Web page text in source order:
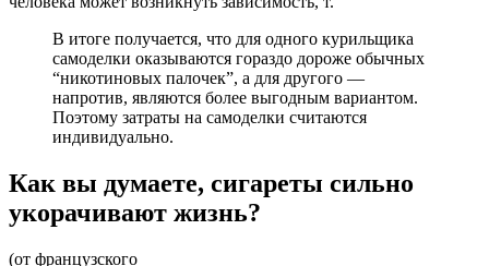
В итоге получается, что для одного курильщика
самоделки оказываются гораздо дороже обычных
“никотиновых палочек”, а для другого —
напротив, являются более выгодным вариантом.
Поэтому затраты на самоделки считаются
индивидуально.
Как вы думаете, сигареты сильно
укорачивают жизнь?
(от французского